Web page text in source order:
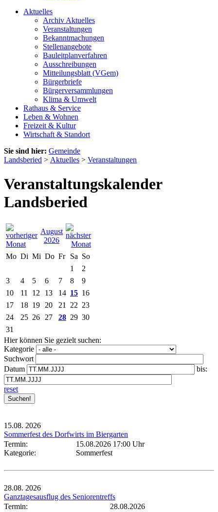
Aktuelles
Archiv Aktuelles
Veranstaltungen
Bekanntmachungen
Stellenangebote
Bauleitplanverfahren
Ausschreibungen
Mitteilungsblatt (VGem)
Bürgerbriefe
Bürgerversammlungen
Klima & Umwelt
Rathaus & Service
Leben & Wohnen
Freizeit & Kultur
Wirtschaft & Standort
Sie sind hier: Gemeinde
Landsberied > Aktuelles > Veranstaltungen
Veranstaltungskalender
Landsberied
August
2026
Mo Di Mi Do Fr Sa So
1
2
3
4 5 6 7 8
9
10
11 12 13 14 15 16
17
18 19 20 21 22 23
24
25 26 27 28 29 30
31
Hier können Sie gezielt suchen:
Kategorie
Suchwort
Datum
bis:
reset
15.08. 2026
Sommerfest des Dorfwirts im Biergarten
Termin:
15.08.2026 17:00 Uhr
Kategorie:
Sommerfest
28.08. 2026
Ganztagesausflug des Seniorentreffs
Termin:
28.08.2026